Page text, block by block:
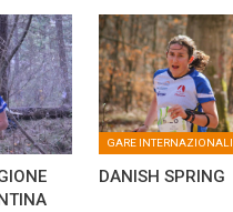
GARE INTERNAZIONALI
DANISH SPRING